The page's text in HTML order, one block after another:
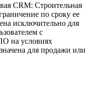
CRM: Строительная
по сроку ее
исключительно для
с
на условиях
для продажи или